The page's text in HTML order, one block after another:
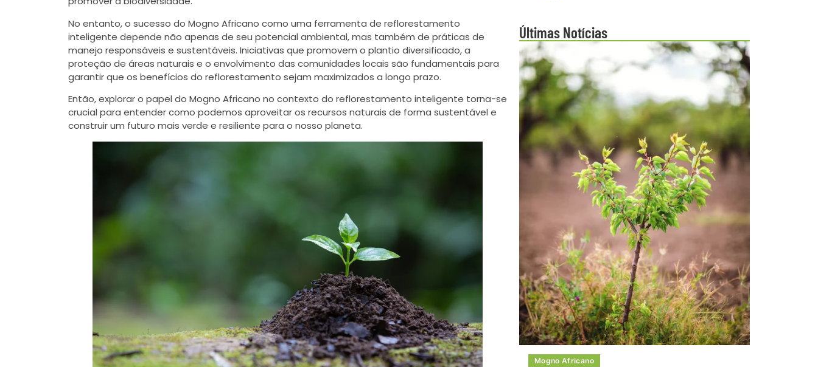
No entanto, o sucesso do Mogno Africano como uma ferramenta de reflorestamento
inteligente depende não apenas de seu potencial ambiental, mas também de práticas de
manejo responsáveis e sustentáveis. Iniciativas que promovem o plantio diversificado, a
proteção de áreas naturais e o envolvimento das comunidades locais são fundamentais para
garantir que os benefícios do reflorestamento sejam maximizados a longo prazo.
Então, explorar o papel do Mogno Africano no contexto do reflorestamento inteligente torna-se
crucial para entender como podemos aproveitar os recursos naturais de forma sustentável e
construir um futuro mais verde e resiliente para o nosso planeta.
Últimas Notícias
Mogno Africano